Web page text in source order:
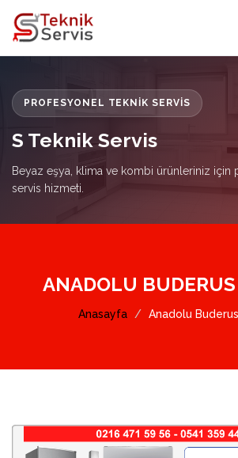
PROFESYONEL TEKNIK SERVIS
S Teknik Servis
Beyaz eşya, klima ve kombi ürünleriniz için
servis hizmeti.
ANADOLU BUDERUS
Anasayfa Anadolu